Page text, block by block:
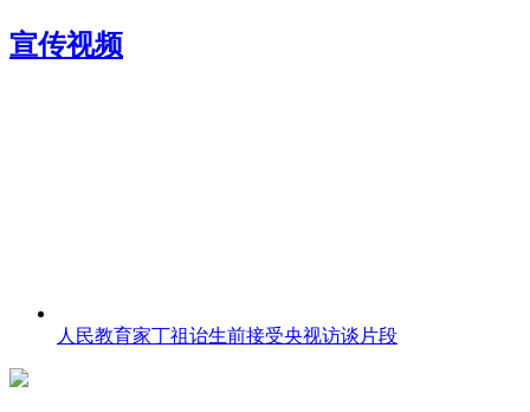
宣传视频
人民教育家丁祖诒生前接受央视访谈片段